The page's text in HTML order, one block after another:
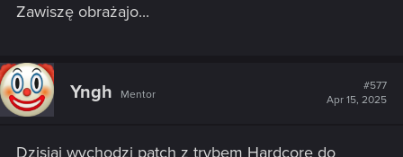
Zawiszę obrażajo...
Yngh Mentor
#577
Apr 15, 2025
Dzisiaj wychodzi patch z trybem Hardcore do